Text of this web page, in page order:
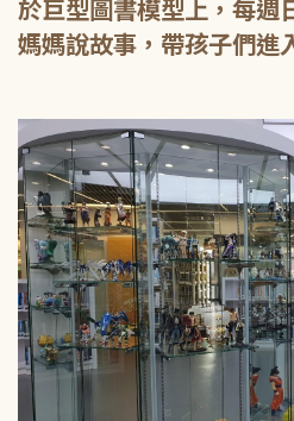
於巨型圖書模型上，每週
媽媽說故事，帶孩子們進